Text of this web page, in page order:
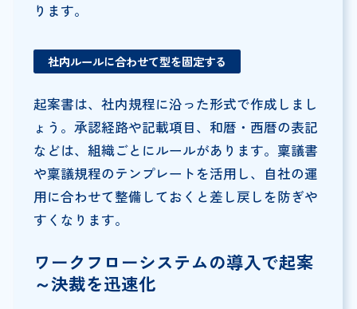
ります。
社内ルールに合わせて型を固定する
起案書は、社内規程に沿った形式で作成しまし
ょう。承認経路や記載項目、和暦・西暦の表記
などは、組織ごとにルールがあります。稟議書
や稟議規程のテンプレートを活用し、自社の運
用に合わせて整備しておくと差し戻しを防ぎや
すくなります。
ワークフローシステムの導入で起案
～決裁を迅速化